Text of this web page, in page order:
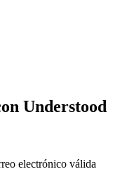
Understood
electrónico válida